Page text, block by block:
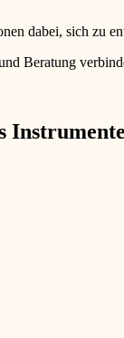
dabei, sich zu
Beratung